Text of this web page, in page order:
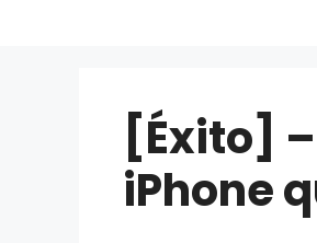
[Éxito]
iPhone